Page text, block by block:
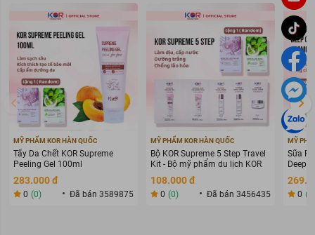
MỸ PHẨM KOR HÀN QUỐC
Tẩy Da Chết KOR Supreme
Peeling Gel 100ml
283.000 đ
0 (0) Đã bán 3589875
MỸ PHẨM KOR HÀN QUỐC
Bộ KOR Supreme 5 Step Travel
Kit - Bộ mỹ phẩm du lịch KOR
108.000 đ
0 (0) Đã bán 3456435
MỸ
Sữa
Deep
0 (0)